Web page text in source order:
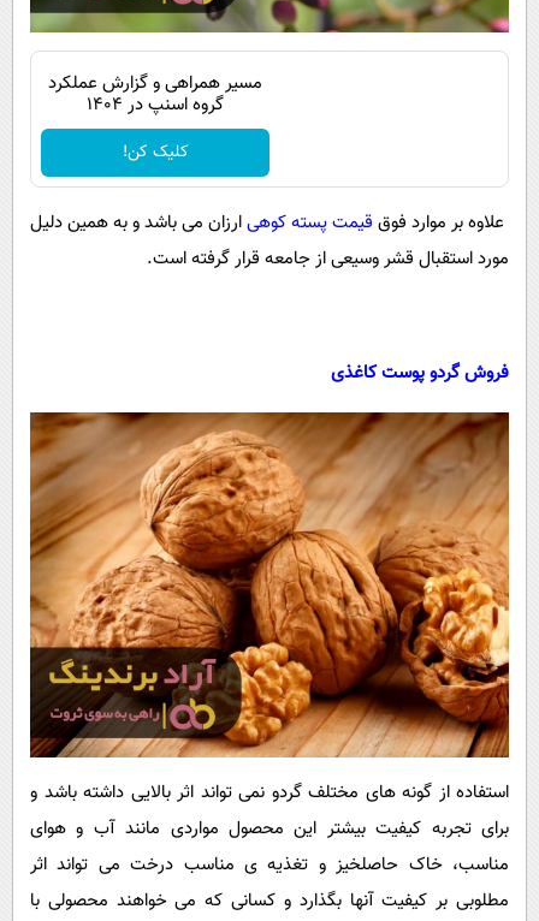
مسیر همراهی و گزارش عملکرد
گروه اسنپ در ۱۴۰۴
کلیک کن!
علاوه بر موارد فوق قیمت پسته کوهیارزان می باشد و به همین دلیل
مورد استقبال قشر وسیعی از جامعه قرار گرفته است.
فروش گردو پوست کاغذی
استفاده از گونه های مختلف گردو نمی تواند اثر بالایی داشته باشد و
برای تجربه کیفیت بیشتر این محصول مواردی مانند آب و هوای
مناسب، خاک حاصلخیز و تغذیه ی مناسب درخت می تواند اثر
مطلوبی بر کیفیت آنها بگذارد و کسانی که می خواهند محصولی با